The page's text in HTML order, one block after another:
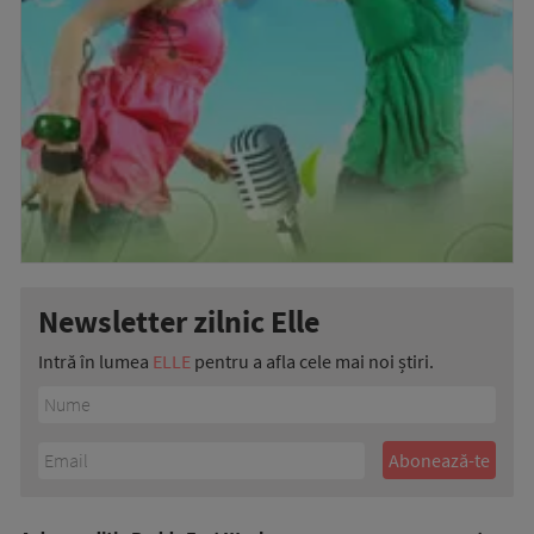
Newsletter zilnic Elle
Intră în lumea ELLE pentru a afla cele mai noi știri.